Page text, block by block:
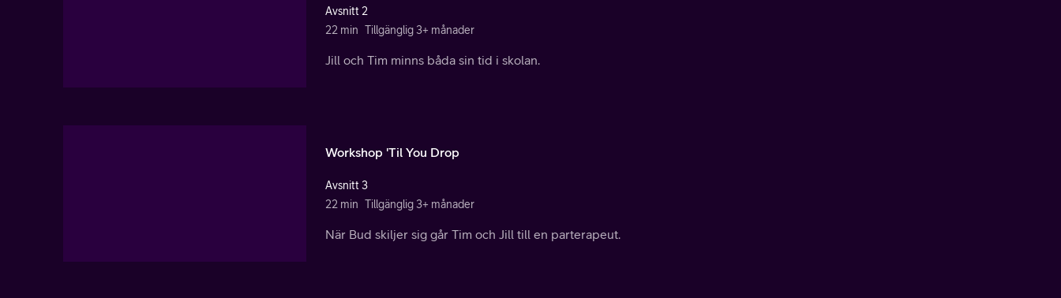
Avsnitt 2
22 min Tillgänglig 3+ månader
Jill och Tim minns båda sin tid i skolan.
Workshop 'Til You Drop
Avsnitt 3
22 min Tillgänglig 3+ månader
När Bud skiljer sig går Tim och Jill till en parterapeut.